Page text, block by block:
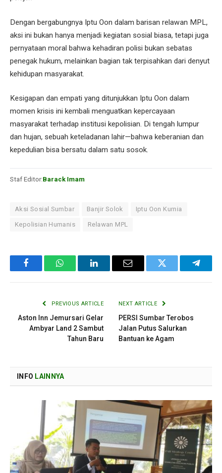
Dengan bergabungnya Iptu Oon dalam barisan relawan MPL,
aksi ini bukan hanya menjadi kegiatan sosial biasa, tetapi juga
pernyataan moral bahwa kehadiran polisi bukan sebatas
penegak hukum, melainkan bagian tak terpisahkan dari denyut
kehidupan masyarakat.
Kesigapan dan empati yang ditunjukkan Iptu Oon dalam
momen krisis ini kembali menguatkan kepercayaan
masyarakat terhadap institusi kepolisian. Di tengah lumpur
dan hujan, sebuah keteladanan lahir—bahwa keberanian dan
kepedulian bisa bersatu dalam satu sosok.
Staf Editor:Barack Imam
Aksi Sosial Sumbar Banjir Solok Iptu Oon Kurnia
Kepolisian Humanis Relawan MPL
FacebookWhatsAppLinkedInEmail Twitter
PREVIOUS ARTICLE
Aston Inn Jemursari Gelar
Ambyar Land 2 Sambut
Tahun Baru
NEXT ARTICLE
PERSI Sumbar Terobos
Jalan Putus Salurkan
Bantuan ke Agam
INFO LAINNYA